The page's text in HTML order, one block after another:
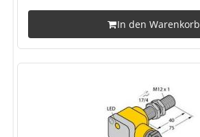
In den Warenkorb